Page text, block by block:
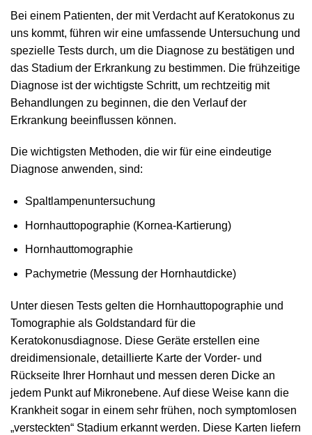
Bei einem Patienten, der mit Verdacht auf Keratokonus zu
uns kommt, führen wir eine umfassende Untersuchung und
spezielle Tests durch, um die Diagnose zu bestätigen und
das Stadium der Erkrankung zu bestimmen. Die frühzeitige
Diagnose ist der wichtigste Schritt, um rechtzeitig mit
Behandlungen zu beginnen, die den Verlauf der
Erkrankung beeinflussen können.
Die wichtigsten Methoden, die wir für eine eindeutige
Diagnose anwenden, sind:
Spaltlampenuntersuchung
Hornhauttopographie (Kornea-Kartierung)
Hornhauttomographie
Pachymetrie (Messung der Hornhautdicke)
Unter diesen Tests gelten die Hornhauttopographie und
Tomographie als Goldstandard für die
Keratokonusdiagnose. Diese Geräte erstellen eine
dreidimensionale, detaillierte Karte der Vorder- und
Rückseite Ihrer Hornhaut und messen deren Dicke an
jedem Punkt auf Mikronebene. Auf diese Weise kann die
Krankheit sogar in einem sehr frühen, noch symptomlosen
„versteckten“ Stadium erkannt werden. Diese Karten liefern